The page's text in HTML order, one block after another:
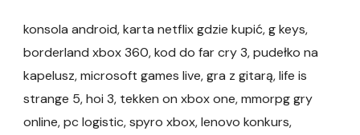
konsola android, karta netflix gdzie kupić, g keys,
borderland xbox 360, kod do far cry 3, pudełko na
kapelusz, microsoft games live, gra z gitarą, life is
strange 5, hoi 3, tekken on xbox one, mmorpg gry
online, pc logistic, spyro xbox, lenovo konkurs,